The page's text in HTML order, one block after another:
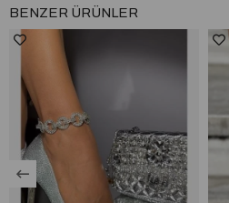
BENZER ÜRÜNLER